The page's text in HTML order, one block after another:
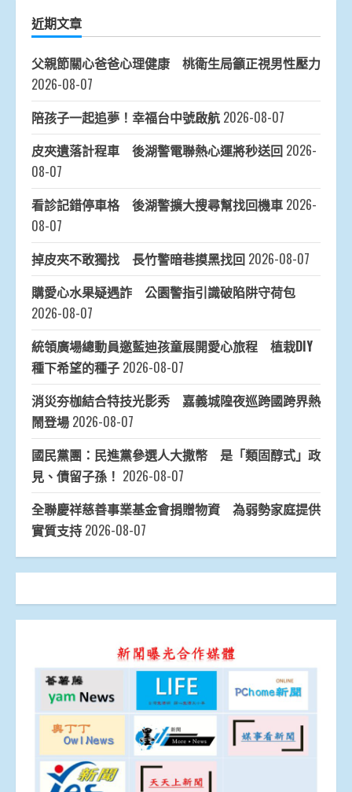
近期文章
父親節關心爸爸心理健康 桃衛生局籲正視男性壓力
2026-08-07
陪孩子一起追夢！幸福台中號啟航 2026-08-07
皮夾遺落計程車 後湖警電聯熱心運將秒送回 2026-
08-07
看診記錯停車格 後湖警擴大搜尋幫找回機車 2026-
08-07
掉皮夾不敢獨找 長竹警暗巷摸黑找回 2026-08-07
購愛心水果疑遇詐 公園警指引識破陷阱守荷包
2026-08-07
統領廣場總動員邀藍迪孩童展開愛心旅程 植栽DIY
種下希望的種子 2026-08-07
消災夯枷結合特技光影秀 嘉義城隍夜巡跨國跨界熱
鬧登場 2026-08-07
國民黨團：民進黨參選人大撒幣 是「類固醇式」政
見、債留子孫！ 2026-08-07
全聯慶祥慈善事業基金會捐贈物資 為弱勢家庭提供
實質支持 2026-08-07